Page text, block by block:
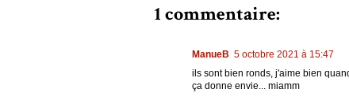
1 commentaire:
ManueB 5 octobre 2021 à 15:47
ils sont bien ronds, j'aime bien
ça donne envie... miamm